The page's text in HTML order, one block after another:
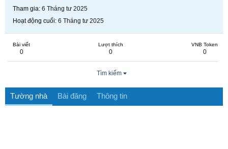
Tham gia 6 Tháng tư 2025
Hoạt động cuối 6 Tháng tư 2025
Bài viết
0
Lượt thích
0
VNB Token
0
Tìm kiếm
Tường nhà Bài đăng Thông tin